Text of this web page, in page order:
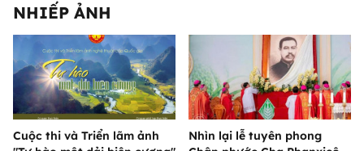
NHIẾP ẢNH
Cuộc thi và Triển lãm ảnh
Nhìn lại lễ tuyên phong